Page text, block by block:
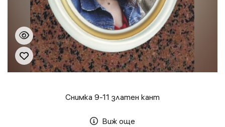
Снимка 9-11 златен кант
Виж още